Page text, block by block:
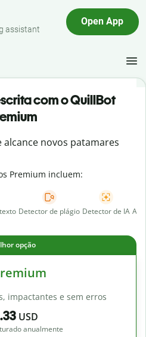
assistant
Open App
com o QuillBot
alcance novos patamares
Premium incluem:
Detector de plágio Detector de IA AI
opção
impactantes e sem erros
USD
anualmente